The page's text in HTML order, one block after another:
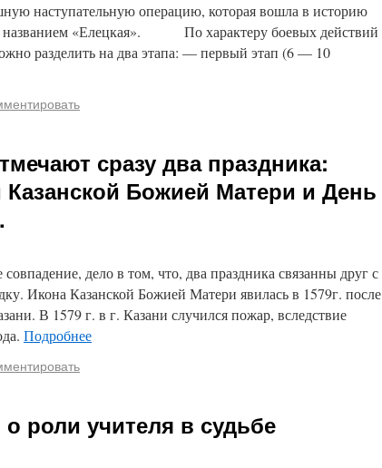
наступательную операцию, которая вошла в историю
названием «Елецкая». По характеру боевых действий
разделить на два этапа: — первый этап (6 — 10
сразу два праздника:
Божией Матери и День
дело в том, что, два праздника связанны друг с
Икона Казанской Божией Матери явилась в 1579г. после
В 1579 г. в г. Казани случился пожар, вследствие
Подробнее
роли учителя в судьбе